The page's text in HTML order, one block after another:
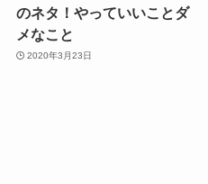
のネタ！やっていいことダ
メなこと
2020年3月23日